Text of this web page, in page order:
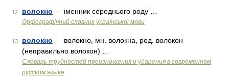
12 волокно — іменник середнього роду …
Орфографічний словник української мови
13 волокно — волокно, мн. волокна, род. волокон
(неправильно волокон) …
Словарь трудностей произношения и ударения в современном
русском языке